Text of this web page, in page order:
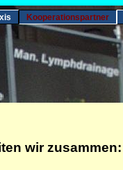
Kooperationspartner
wir zusammen: